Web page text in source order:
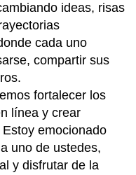
ideas, risas
cada uno
compartir sus
fortalecer los
línea y crear
emocionado
uno de ustedes,
y disfrutar de la